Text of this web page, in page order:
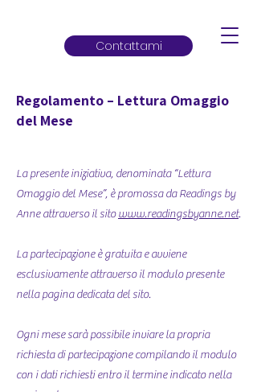
Contattami
Regolamento – Lettura Omaggio
del Mese
La presente iniziativa, denominata “Lettura
Omaggio del Mese”, è promossa da Readings by
Anne attraverso il sitowww.readingsbyanne.net.
La partecipazione è gratuita e avviene
esclusivamente attraverso il modulo presente
nella pagina dedicata del sito.
Ogni mese sarà possibile inviare la propria
richiesta di partecipazione compilando il modulo
con i dati richiesti entro il termine indicato nella